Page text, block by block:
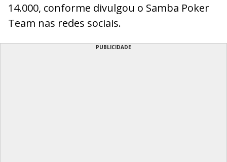
14.000, conforme divulgou o Samba Poker
Team nas redes sociais.
PUBLICIDADE